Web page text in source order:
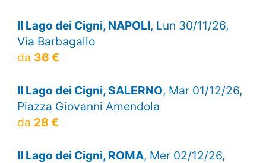
Il Lago dei Cigni, NAPOLI, Lun 30/11/26,
Via Barbagallo
da 36 €
Il Lago dei Cigni, SALERNO, Mar 01/12/26,
Piazza Giovanni Amendola
da 28 €
Il Lago dei Cigni, ROMA, Mer 02/12/26,